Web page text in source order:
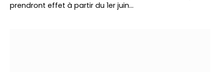
prendront effet à partir du 1er juin…